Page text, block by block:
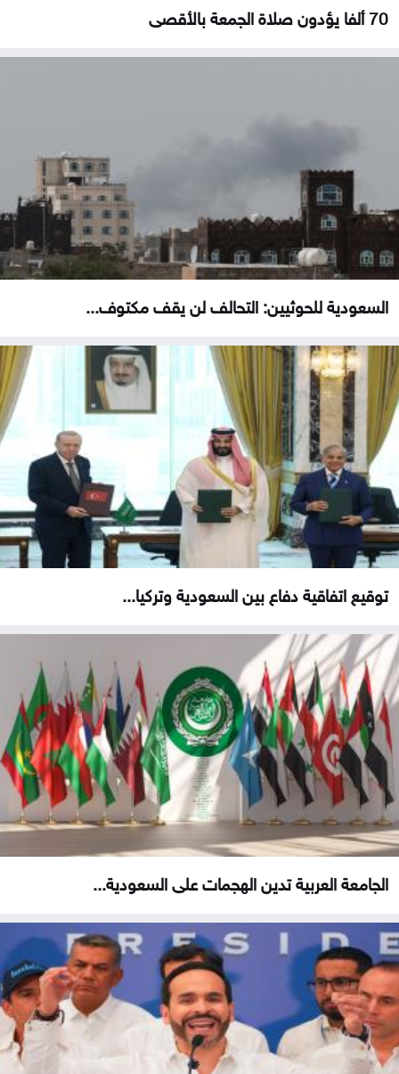
70 ألفا يؤدون صلاة الجمعة بالأقصى
السعودية للحوثيين: التحالف لن يقف مكتوف...
توقيع اتفاقية دفاع بين السعودية وتركيا...
الجامعة العربية تدين الهجمات على السعودية...